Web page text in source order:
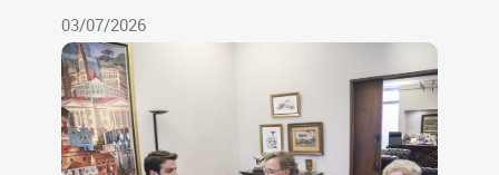
03/07/2026